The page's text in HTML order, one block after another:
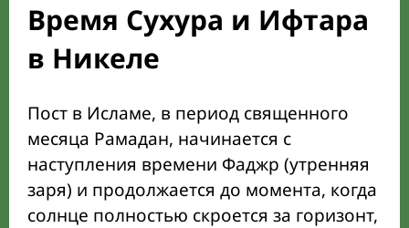
Время Сухура и Ифтара
в Никеле
Пост в Исламе, в период священного
месяца Рамадан, начинается с
наступления времени Фаджр (утренняя
заря) и продолжается до момента, когда
солнце полностью скроется за горизонт,